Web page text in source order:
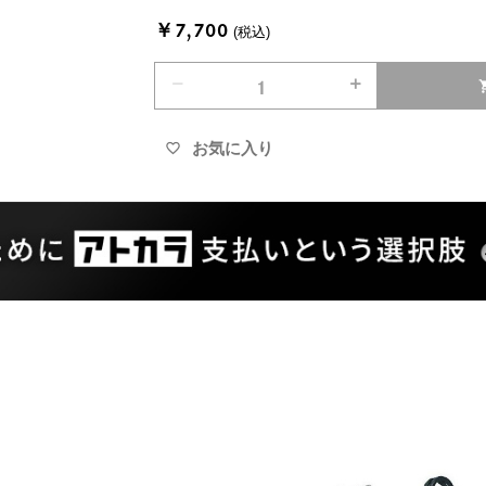
￥7,700 (税込)
remove add
favorite_border お気に入り